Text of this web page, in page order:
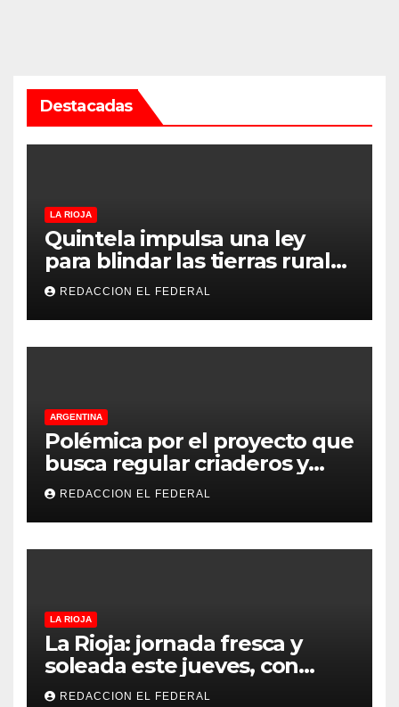
Destacadas
LA RIOJA
Quintela impulsa una ley
para blindar las tierras rurales
de La Rioja: cuáles son los
principales puntos
REDACCION EL FEDERAL
ARGENTINA
Polémica por el proyecto que
busca regular criaderos y
refugios de perros y gatos:
denuncian excesos, mientras
proteccionistas reclaman
controles más duros
REDACCION EL FEDERAL
LA RIOJA
La Rioja: jornada fresca y
soleada este jueves, con
temperaturas estables para
REDACCION EL FEDERAL